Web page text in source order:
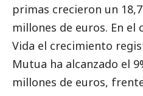
primas crecieron un
millones de euros. En el
Vida el crecimiento
Mutua ha alcanzado el
millones de euros,